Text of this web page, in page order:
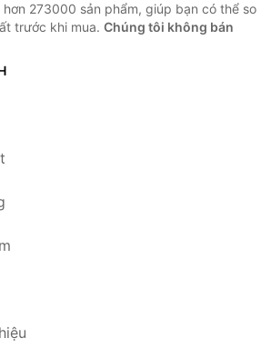
273000 sản phẩm, giúp bạn có thể so
trước khi mua. Chúng tôi không bán